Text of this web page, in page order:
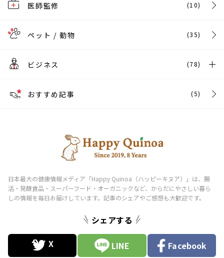
医師監修 (10)
ペット / 動物 (35)
ビジネス (78)
おすすめ記事 (5)
シェアする
LINE Facebook